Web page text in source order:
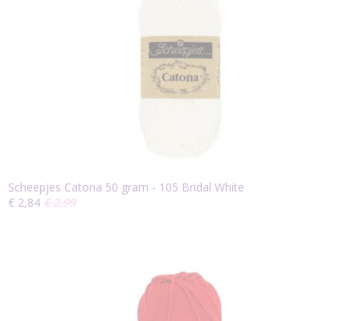
Scheepjes Catona 50 gram - 105 Bridal White
€ 2,84 € 2,99